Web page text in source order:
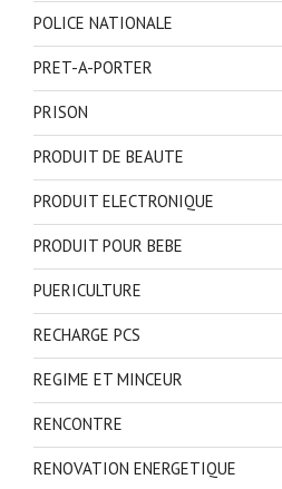
POLICE NATIONALE
PRET-A-PORTER
PRISON
PRODUIT DE BEAUTE
PRODUIT ELECTRONIQUE
PRODUIT POUR BEBE
PUERICULTURE
RECHARGE PCS
REGIME ET MINCEUR
RENCONTRE
RENOVATION ENERGETIQUE